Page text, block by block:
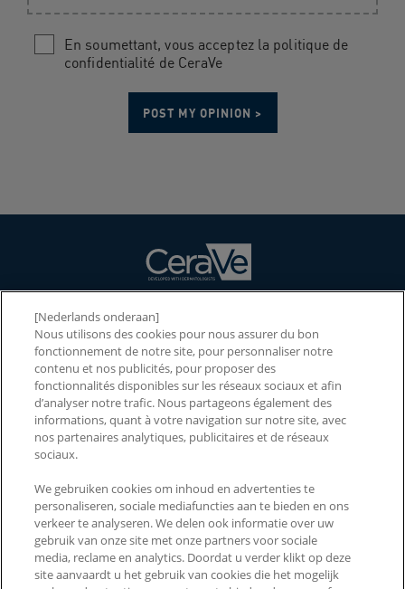
En soumettant, vous acceptez la politique de
confidentialité de CeraVe
NOS PRODUITS
NOS INGRÉDIENTS
NOTRE MARQUE
2026 CERAWARDS
CONTACTEZ-NOUS PAYS ET RÉGIONS
ACCESSIBILITÉ
MENTIONS LÉGALES
POLITIQUE DE
[Nederlands onderaan]
Nous utilisons des cookies pour nous assurer du bon
fonctionnement de notre site, pour personnaliser notre
contenu et nos publicités, pour proposer des
fonctionnalités disponibles sur les réseaux sociaux et afin
d’analyser notre trafic. Nous partageons également des
informations, quant à votre navigation sur notre site, avec
nos partenaires analytiques, publicitaires et de réseaux
sociaux.
We gebruiken cookies om inhoud en advertenties te
personaliseren, sociale mediafuncties aan te bieden en ons
verkeer te analyseren. We delen ook informatie over uw
gebruik van onze site met onze partners voor sociale
media, reclame en analytics. Doordat u verder klikt op deze
site aanvaardt u het gebruik van cookies die het mogelijk